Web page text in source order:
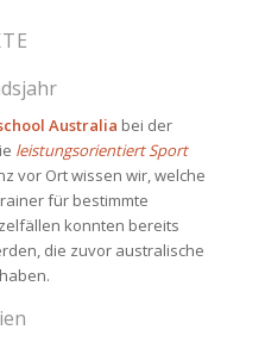
Australia bei der
leistungsorientiert Sport
vor Ort wissen wir, welche
für bestimmte
konnten bereits
die zuvor australische